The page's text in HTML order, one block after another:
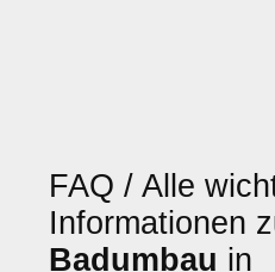
FAQ / Alle
Informationen
Badumbau in